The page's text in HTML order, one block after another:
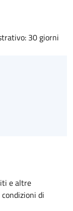
30 giorni
e altre
di